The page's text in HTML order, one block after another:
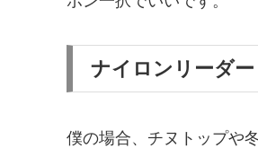
ナイロンリーダー
僕の場合、チヌトップや